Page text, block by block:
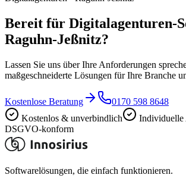
Bereit für Digitalagenturen-
Raguhn-Jeßnitz?
Lassen Sie uns über Ihre Anforderungen
maßgeschneiderte Lösungen für Ihre Branche
Kostenlose Beratung
0170 598 8648
Kostenlos & unverbindlich
Individuelle
DSGVO-konform
Softwarelösungen, die einfach funktionieren.